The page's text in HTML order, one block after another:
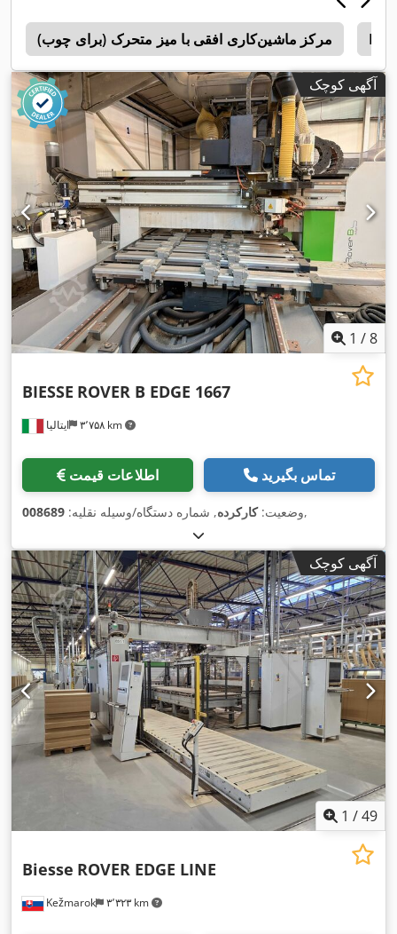
مرکز ماشین‌کاری افقی با میز متحرک (برای چوب)
آگهی کوچک
1 /8
ایتالیا ۳٬۷۵۸ km
BIESSE ROVER B EDGE 1667
اطلاعات قیمت تماس بگیرید
وضعیت:کارکرده, شماره دستگاه/وسیله نقلیه: 008689 ,
آگهی کوچک
1 /49
Kežmarok ۳٬۳۲۳ km
Biesse ROVER EDGE LINE